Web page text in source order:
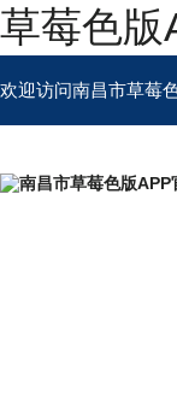
草莓色版
欢迎访问南昌市草莓